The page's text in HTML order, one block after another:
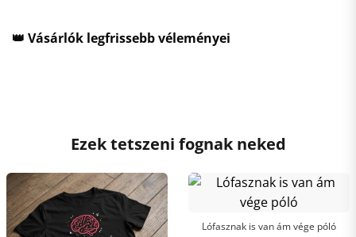
👑 Vásárlók legfrissebb véleményei
Ezek tetszeni fognak neked
Lófasznak is van ám vége póló